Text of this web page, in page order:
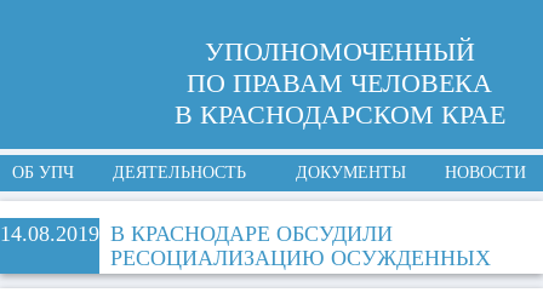
УПОЛНОМОЧЕННЫЙ
ПО ПРАВАМ ЧЕЛОВЕКА
В КРАСНОДАРСКОМ КРАЕ
ОБ УПЧ ДЕЯТЕЛЬНОСТЬ ДОКУМЕНТЫ НОВОСТИ
14.08.2019 В КРАСНОДАРЕ ОБСУДИЛИ
РЕСОЦИАЛИЗАЦИЮ ОСУЖДЕННЫХ